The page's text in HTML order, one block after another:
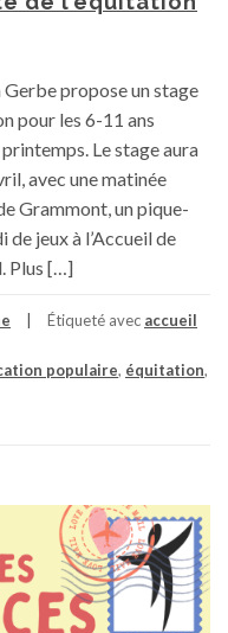
Gerbe propose un stage
pour les 6-11 ans
Le stage aura
avec une matinée
Grammont, un pique-
de jeux à l’Accueil de
Plus […]
Étiqueté avec accueil
populaire, équitation,